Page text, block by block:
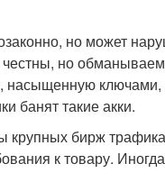
но может
но обманываем
ключами,
банят такие акки.
крупных бирж
к товару.